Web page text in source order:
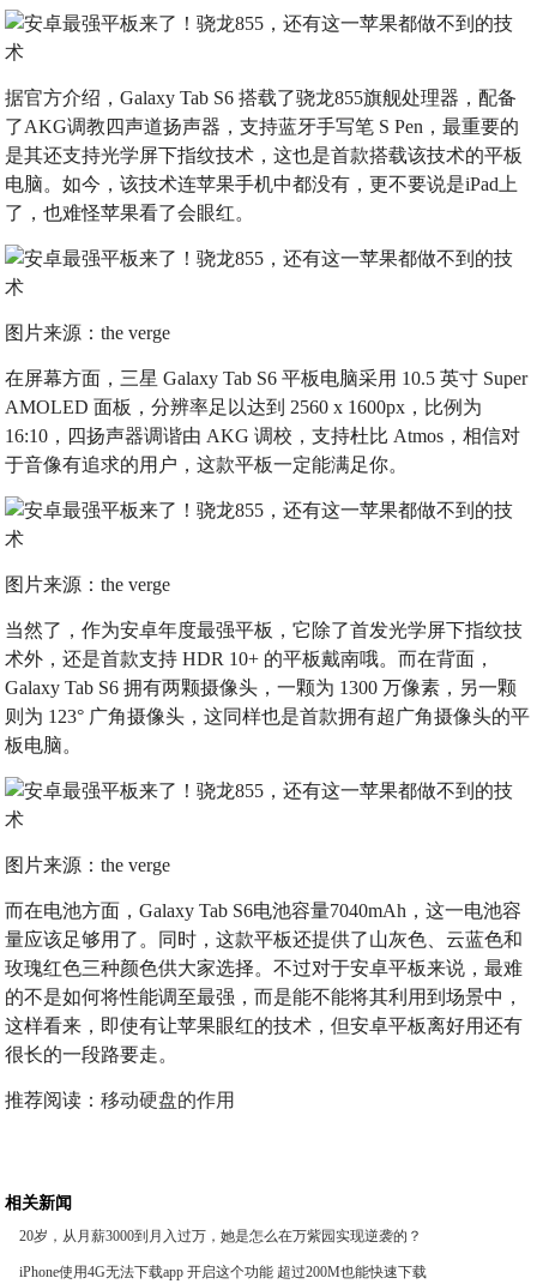
据官方介绍，Galaxy Tab S6 搭载了骁龙855旗舰处理器，配备
了AKG调教四声道扬声器，支持蓝牙手写笔 S Pen，最重要的
是其还支持光学屏下指纹技术，这也是首款搭载该技术的平板
电脑。如今，该技术连苹果手机中都没有，更不要说是iPad上
了，也难怪苹果看了会眼红。
图片来源：the verge
在屏幕方面，三星 Galaxy Tab S6 平板电脑采用 10.5 英寸 Super
AMOLED 面板，分辨率足以达到 2560 x 1600px，比例为
16:10，四扬声器调谐由 AKG 调校，支持杜比 Atmos，相信对
于音像有追求的用户，这款平板一定能满足你。
图片来源：the verge
当然了，作为安卓年度最强平板，它除了首发光学屏下指纹技
术外，还是首款支持 HDR 10+ 的平板戴南哦。而在背面，
Galaxy Tab S6 拥有两颗摄像头，一颗为 1300 万像素，另一颗
则为 123° 广角摄像头，这同样也是首款拥有超广角摄像头的平
板电脑。
图片来源：the verge
而在电池方面，Galaxy Tab S6电池容量7040mAh，这一电池容
量应该足够用了。同时，这款平板还提供了山灰色、云蓝色和
玫瑰红色三种颜色供大家选择。不过对于安卓平板来说，最难
的不是如何将性能调至最强，而是能不能将其利用到场景中，
这样看来，即使有让苹果眼红的技术，但安卓平板离好用还有
很长的一段路要走。
推荐阅读：移动硬盘的作用
相关新闻
20岁，从月薪3000到月入过万，她是怎么在万紫园实现逆袭的？
iPhone使用4G无法下载app 开启这个功能 超过200M也能快速下载